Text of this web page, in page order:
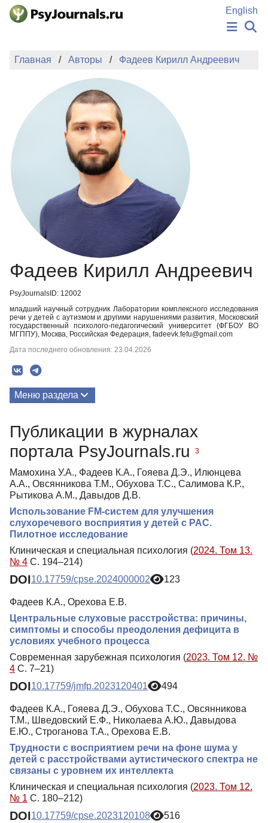
Перейти к основному содержанию
English
НОВОСТИ
АВТОРЫ
ПОДАТЬ РУКОПИСЬ
БАЗА ЗНАНИЙ
КЛЮЧЕВЫЕ СЛОВА
Регистрация
Главная Авторы Фадеев Кирилл Андреевич
Фадеев Кирилл Андреевич
PsyJournalsID: 12002
младший научный сотрудник Лаборатории комплексного исследования
речи у детей с аутизмом и другими нарушениями развития, Московский
государственный психолого-педагогический университет (ФГБОУ ВО
МГППУ), Москва, Российская Федерация, fadeevk.fefu@gmail.com
Дата последнего обновления: 23.04.2026
Меню раздела
Публикации в журналах
портала PsyJournals.ru
3
Мамохина У.А., Фадеев К.А., Гояева Д.Э., Илюнцева
А.А., Овсянникова Т.М., Обухова Т.С., Салимова К.Р.,
Рытикова А.М., Давыдов Д.В.
Использование FM-систем для улучшения
слухоречевого восприятия у детей с РАС.
Пилотное исследование
Клиническая и специальная психология (2024. Том 13.
№ 4 С. 194–214)
DOI10.17759/cpse.2024000002 123
Фадеев К.А., Орехова Е.В.
Центральные слуховые расстройства: причины,
симптомы и способы преодоления дефицита в
условиях учебного процесса
Современная зарубежная психология (2023. Том 12. №
4 С. 7–21)
DOI10.17759/jmfp.2023120401 494
Фадеев К.А., Гояева Д.Э., Обухова Т.С., Овсянникова
Т.М., Шведовский Е.Ф., Николаева А.Ю., Давыдова
Е.Ю., Строганова Т.А., Орехова Е.В.
Трудности с восприятием речи на фоне шума у
детей с расстройствами аутистического спектра не
связаны с уровнем их интеллекта
Клиническая и специальная психология (2023. Том 12.
№ 1 С. 180–212)
DOI10.17759/cpse.2023120108 516